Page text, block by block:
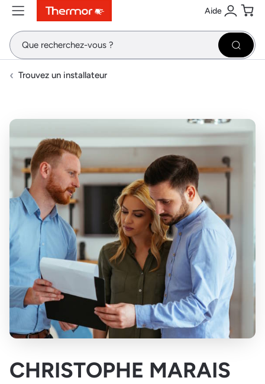
ContenuMenuRecherche Aide
Se
Trouvez un installateur
CHRISTOPHE MARAIS